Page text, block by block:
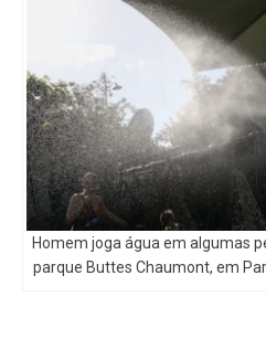
Homem joga água em algumas
parque Buttes Chaumont, em